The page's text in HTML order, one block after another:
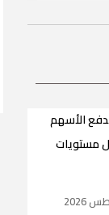
الأسهم
مستويات
الخميس 6 أغسطس 2026